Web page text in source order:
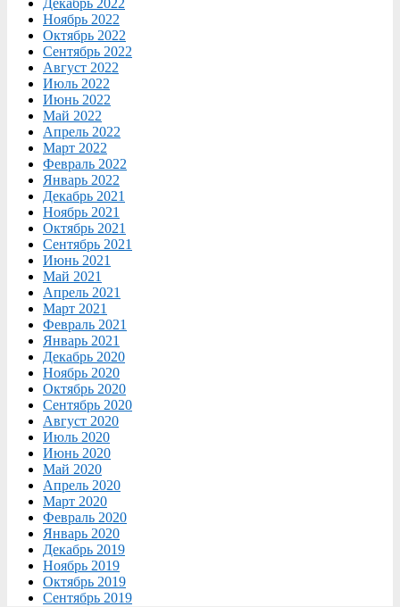
Ноябрь 2022
Октябрь 2022
Сентябрь 2022
Август 2022
Июль 2022
Июнь 2022
Май 2022
Апрель 2022
Март 2022
Февраль 2022
Январь 2022
Декабрь 2021
Ноябрь 2021
Октябрь 2021
Сентябрь 2021
Июнь 2021
Май 2021
Апрель 2021
Март 2021
Февраль 2021
Январь 2021
Декабрь 2020
Ноябрь 2020
Октябрь 2020
Сентябрь 2020
Август 2020
Июль 2020
Июнь 2020
Май 2020
Апрель 2020
Март 2020
Февраль 2020
Январь 2020
Декабрь 2019
Ноябрь 2019
Октябрь 2019
Сентябрь 2019